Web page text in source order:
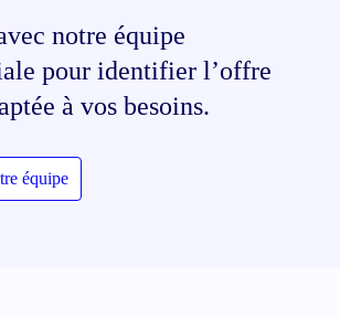
notre équipe
pour identifier l’offre
à vos besoins.
équipe